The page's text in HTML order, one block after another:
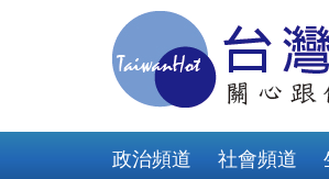
政治頻道 社會頻道